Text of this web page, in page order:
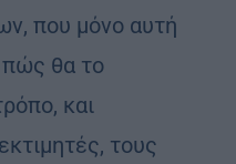
που μόνο αυτή
πώς θα το
και
τους